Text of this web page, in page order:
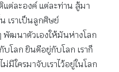
แต่ละองค์ แต่ละท่าน สู้มา
เราเป็นลูกศิษย์
พัฒนาตัวเองให้มันห่างโลก
บโลก ยินดีอยู่กับโลก เราก็
มีใครมาจับเราไว้อยู่ในโลก